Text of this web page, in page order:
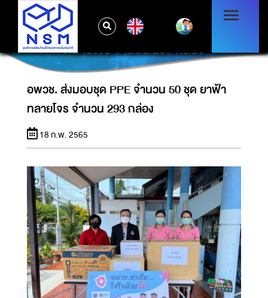
อพวช. ส่งมอบชุด PPE จำนวน 50 ชุด ยาฟ้า
ทลายโจร จำนวน 293 กล่อง
อพวช. ส่งมอบชุด PPE จำนวน 50 ชุด ยาฟ้า
ทลายโจร จำนวน 293 กล่อง
18 ก.พ. 2565